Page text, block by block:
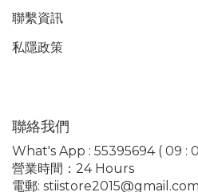
聯繫資訊
私隱政策
聯絡我們
What's App : 55395694 ( 09 :
營業時間：24 Hours
電郵: stiistore2015@gmail.com